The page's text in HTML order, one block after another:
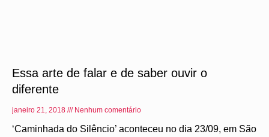
Essa arte de falar e de saber ouvir o
diferente
janeiro 21, 2018 Nenhum comentário
‘Caminhada do Silêncio’ aconteceu no dia 23/09, em São